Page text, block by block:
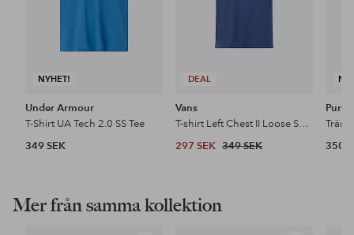
NYHET!
Under Armour
T-Shirt UA Tech 2.0 SS Tee
349 SEK
DEAL
Vans
T-shirt Left Chest II Loose SS Tee
297 SEK 349 SEK
Puma
350
Mer från samma kollektion